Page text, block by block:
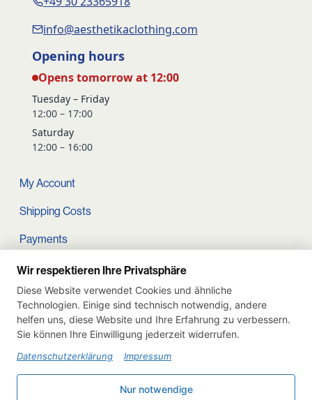
info@aesthetikaclothing.com
Opening hours
Opens tomorrow at 12:00
Tuesday – Friday
12:00 – 17:00
Saturday
12:00 – 16:00
My Account
Shipping Costs
Payments
Terms and conditions
Cart
Privacy Policy
Imprint
Instagram
Wir respektieren Ihre Privatsphäre
Diese Website verwendet Cookies und ähnliche
Technologien. Einige sind technisch notwendig, andere
helfen uns, diese Website und Ihre Erfahrung zu verbessern.
Sie können Ihre Einwilligung jederzeit widerrufen.
Datenschutzerklärung Impressum
Nur notwendige